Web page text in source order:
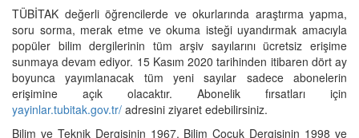
TÜBİTAK değerli öğrencilerde ve okurlarında araştırma yapma,
soru sorma, merak etme ve okuma isteği uyandırmak amacıyla
popüler bilim dergilerinin tüm arşiv sayılarını ücretsiz erişime
sunmaya devam ediyor. 15 Kasım 2020 tarihinden itibaren dört ay
boyunca yayımlanacak tüm yeni sayılar sadece abonelerin
erişimine açık olacaktır. Abonelik fırsatları için
yayinlar.tubitak.gov.tr/ adresini ziyaret edebilirsiniz.
Bilim ve Teknik Dergisinin 1967, Bilim Çocuk Dergisinin 1998 ve